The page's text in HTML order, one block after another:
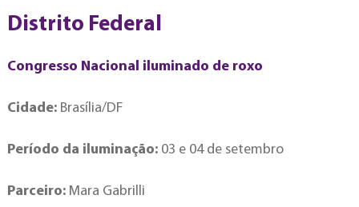
Distrito Federal
Congresso Nacional iluminado de roxo
Cidade:Brasília/DF
Período da iluminação: 03 e 04 de setembro
Parceiro:Mara Gabrilli